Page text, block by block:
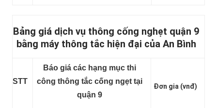
Bảng giá dịch vụ thông cống nghẹt quận 9
bằng máy thông tắc hiện đại của An Bình
STT
Báo giá các hạng mục thi
công thông tắc cống ngẹt tại
quận 9
Đơn gia (vnđ)